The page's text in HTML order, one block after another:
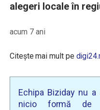
alegeri locale în
acum 7 ani
Citește mai mult pe
Echipa Biziday nu
nicio formă de